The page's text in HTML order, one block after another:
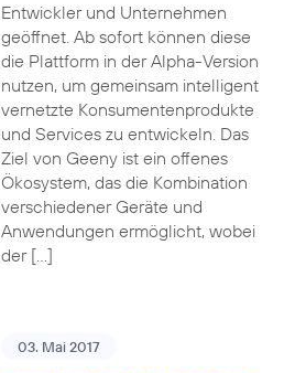
Entwickler und Unternehmen
geöffnet. Ab sofort können diese
die Plattform in der Alpha-Version
nutzen, um gemeinsam intelligent
vernetzte Konsumentenprodukte
und Services zu entwickeln. Das
Ziel von Geeny ist ein offenes
Ökosystem, das die Kombination
verschiedener Geräte und
Anwendungen ermöglicht, wobei
der […]
03. Mai 2017